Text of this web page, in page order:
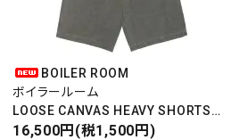
BOILER ROOM
ボイラールーム
LOOSE CANVAS HEAVY SHORTS
ルーズヘビーキャンバスショーツ
16,500円(税1,500円)